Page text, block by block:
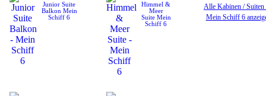
Junior Suite
Balkon Mein
Schiff 6
Himmel &
Meer
SuiteMein
Schiff 6
Alle Kabinen / Suiten
Mein Schiff 6